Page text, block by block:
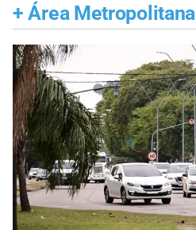
+ Área Metropolitana